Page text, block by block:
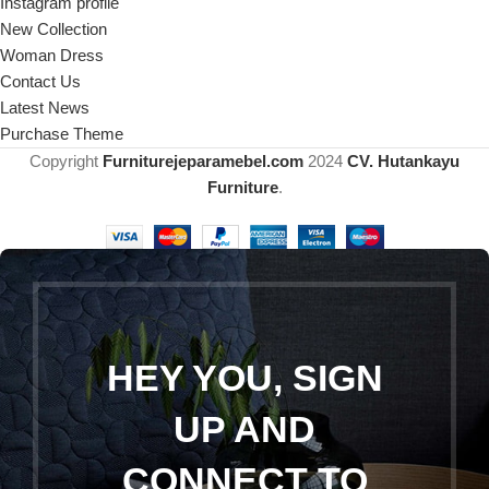
New Collection
Woman Dress
Contact Us
Latest News
Purchase Theme
Copyright Furniturejeparamebel.com 2024 CV. Hutankayu
Furniture.
HEY YOU, SIGN
UP AND
CONNECT TO